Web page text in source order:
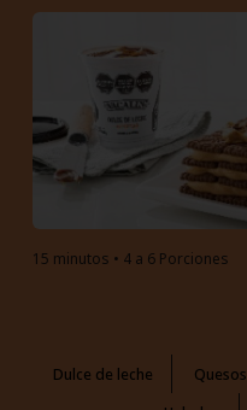
15 minutos • 4 a 6 Porciones
Dulce de leche Quesos